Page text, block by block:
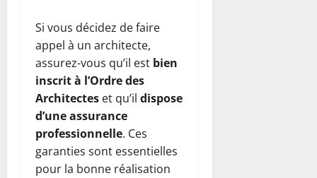
Si vous décidez de faire
appel à un architecte,
assurez-vous qu’il est bien
inscrit à l’Ordre des
Architectes et qu’il dispose
d’une assurance
professionnelle. Ces
garanties sont essentielles
pour la bonne réalisation